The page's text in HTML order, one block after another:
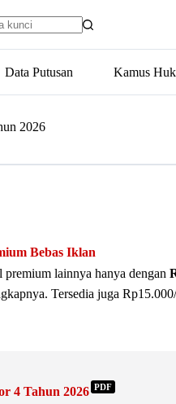
Data Putusan Kamus
2026
Bebas Iklan
premium lainnya hanya dengan
Tersedia juga
4 Tahun 2026 PDF